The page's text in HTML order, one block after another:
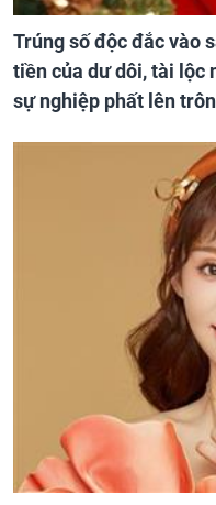
Trúng số độc đắc vào
tiền của dư dôi, tài lộc
sự nghiệp phất lên